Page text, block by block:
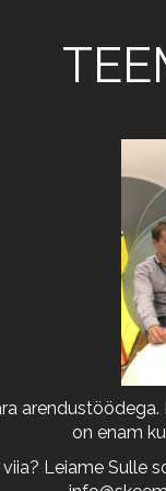
on enam
Leiame Sulle